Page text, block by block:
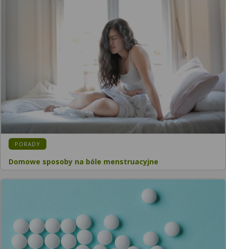
PORADY
Domowe sposoby na bóle menstruacyjne